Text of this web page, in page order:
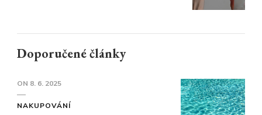
Doporučené články
ON 8. 6. 2025
NAKUPOVÁNÍ